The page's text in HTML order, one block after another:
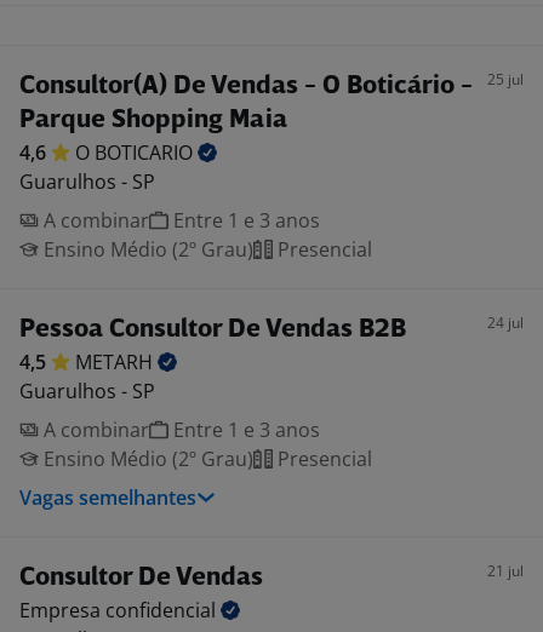
Consultor(A) De Vendas - O Boticário -
Parque Shopping Maia
25 jul
4,6 O BOTICARIO
Guarulhos - SP
A combinar
Entre 1 e 3 anos
Ensino Médio (2º Grau)
Presencial
Pessoa Consultor De Vendas B2B 24 jul
4,5
METARH
Guarulhos - SP
A combinar
Entre 1 e 3 anos
Ensino Médio (2º Grau)
Presencial
Vagas semelhantes
Consultor De Vendas 21 jul
Empresa confidencial